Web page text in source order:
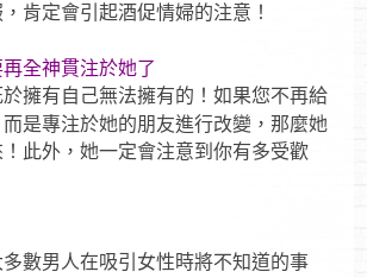
肯定會引起酒促情婦的注意！
全神貫注於她了
於擁有自己無法擁有的！如果您不再給
是專注於她的朋友進行改變，那麼她
此外，她一定會注意到你有多受歡
數男人在吸引女性時將不知道的事